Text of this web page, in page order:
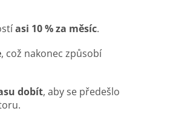
asi 10 % za měsíc.
, což nakonec způsobí
dobít, aby se předešlo